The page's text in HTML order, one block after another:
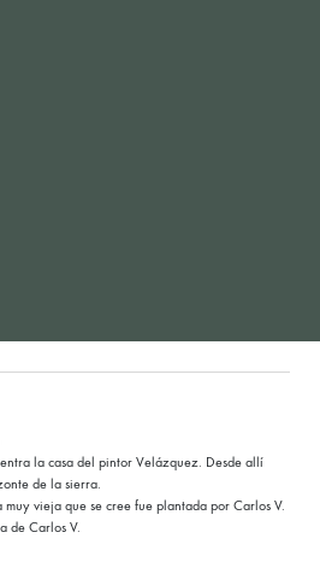
la casa del pintor Velázquez. Desde allí
de la sierra.
muy vieja que se cree fue plantada por Carlos V.
de Carlos V.